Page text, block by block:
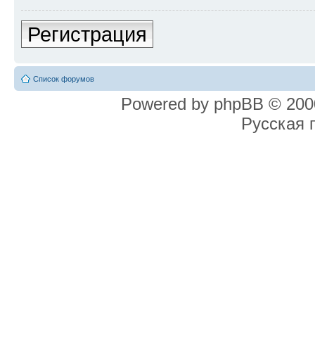
Регистрация
Список форумов
Powered by phpBB ©
Русская